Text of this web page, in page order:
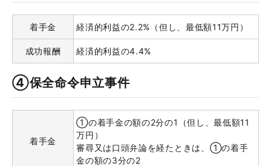
着手金 経済的利益の2.2%（但し、最低額11万円）
成功報酬 経済的利益の4.4%
④保全命令申立事件
着手金
①の着手金の額の2分の1（但し、最低額11
万円）
審尋又は口頭弁論を経たときは、①の着手
金の額の3分の2